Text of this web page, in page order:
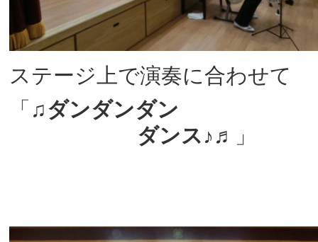
ステージ上で演奏に合わせて
「♫ダンダンダン
ダンス♪♬
」